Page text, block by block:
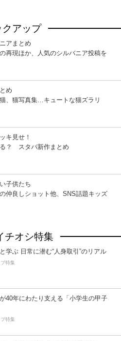
クアップ
アまとめ
の再現ほか、人気のシルバニア投稿を
め
、猫写真集…キュートな猫ズラリ
キ見せ！
？ スタバ新作まとめ
子供たち
仲良しショット他、SNS話題キッズ
チオシ特集
学ぶ 日常に潜む“人身取引”のリアル
特集
40年にわたり支える「小学生の甲子
特集